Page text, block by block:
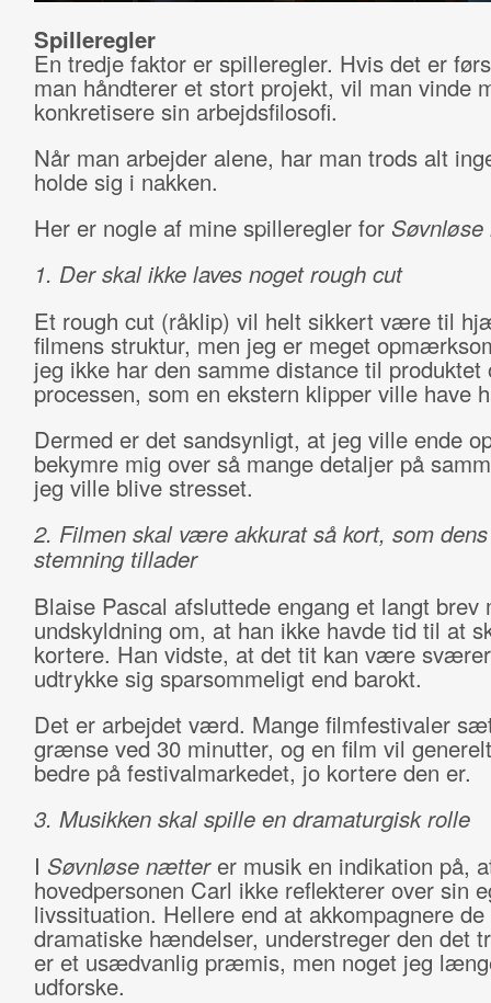
Spilleregler
En tredje faktor er spilleregler. Hvis det er
man håndterer et stort projekt, vil man vinde
konkretisere sin arbejdsfilosofi.
Når man arbejder alene, har man trods alt
holde sig i nakken.
Her er nogle af mine spilleregler for
1. Der skal ikke laves noget rough cut
Et rough cut (råklip) vil helt sikkert være til
filmens struktur, men jeg er meget
jeg ikke har den samme distance til produktet
processen, som en ekstern klipper ville have
Dermed er det sandsynligt, at jeg ville ende
bekymre mig over så mange detaljer på
jeg ville blive stresset.
2. Filmen skal være akkurat så kort, som
stemning tillader
Blaise Pascal afsluttede engang et langt brev
undskyldning om, at han ikke havde tid til at
kortere. Han vidste, at det tit kan være
udtrykke sig sparsommeligt end barokt.
Det er arbejdet værd. Mange filmfestivaler
grænse ved 30 minutter, og en film vil
bedre på festivalmarkedet, jo kortere den er.
3. Musikken skal spille en dramaturgisk rolle
I Søvnløse nætterer musik en indikation på,
hovedpersonen Carl ikke reflekterer over sin
livssituation. Hellere end at akkompagnere de
dramatiske hændelser, understreger den det
er et usædvanlig præmis, men noget jeg
udforske.